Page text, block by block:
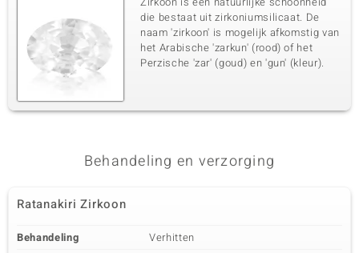
die bestaat uit zirkoniumsilicaat. De
naam 'zirkoon' is mogelijk afkomstig van
het Arabische 'zarkun' (rood) of het
Perzische 'zar' (goud) en 'gun' (kleur).
Behandeling en verzorging
Ratanakiri Zirkoon
Behandeling
Verhitten